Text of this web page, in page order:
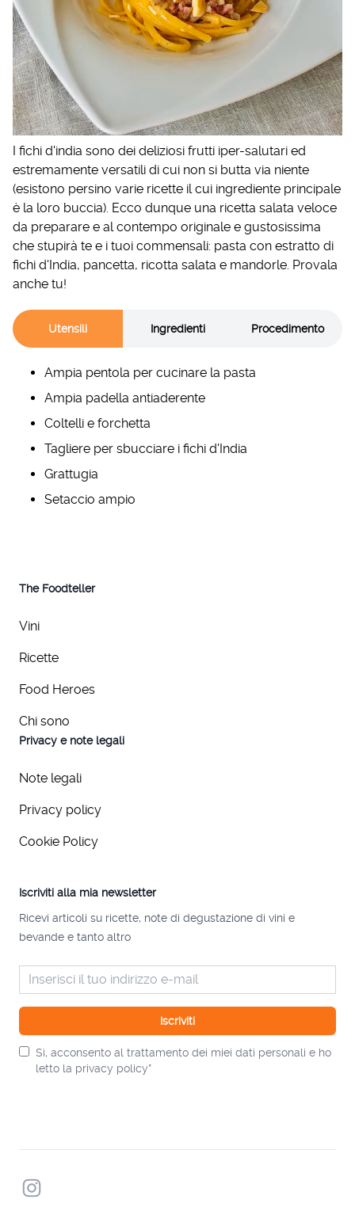
I fichi d'india sono dei deliziosi frutti iper-salutari ed
estremamente versatili di cui non si butta via niente
(esistono persino varie ricette il cui ingrediente principale
è la loro buccia). Ecco dunque una ricetta salata veloce
da preparare e al contempo originale e gustosissima
che stupirà te e i tuoi commensali: pasta con estratto di
fichi d'India, pancetta, ricotta salata e mandorle. Provala
anche tu!
Utensili Ingredienti Procedimento
Ampia pentola per cucinare la pasta
Ampia padella antiaderente
Coltelli e forchetta
Tagliere per sbucciare i fichi d'India
Grattugia
Setaccio ampio
The Foodteller
Vini
Ricette
Food Heroes
Chi sono
Privacy e note legali
Note legali
Privacy policy
Cookie Policy
Iscriviti alla mia newsletter
Ricevi articoli su ricette, note di degustazione di vini e
bevande e tanto altro
Iscriviti
Sì, acconsento al trattamento dei miei dati personali e ho
letto la privacy policy*
Instagram